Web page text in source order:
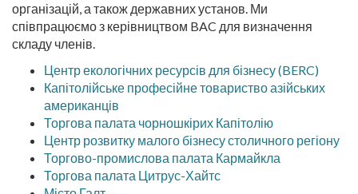
організацій, а також державних установ. Ми
співпрацюємо з керівництвом BAC для визначення
складу членів.
Центр екологічних ресурсів для бізнесу (BERC)
Капітолійське професійне товариство азійських
американців
Торгова палата чорношкірих Капітолію
Центр розвитку малого бізнесу столичного регіону
Торгово-промислова палата Кармайкла
Торгова палата Цитрус-Хайтс